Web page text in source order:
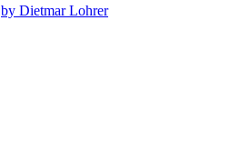
by Dietmar Lohrer